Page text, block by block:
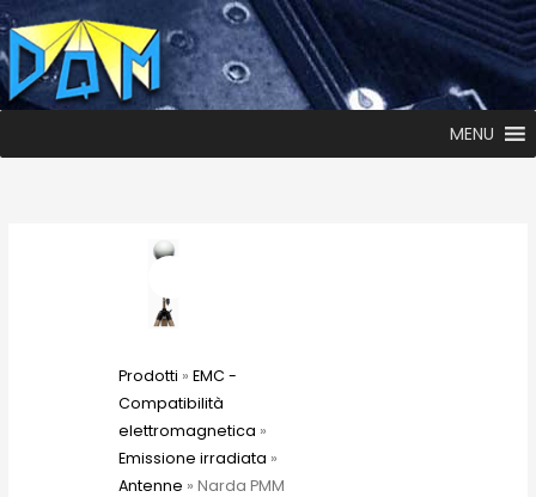
MENU
Prodotti » EMC -
Compatibilità
elettromagnetica »
Emissione irradiata »
Antenne » Narda PMM